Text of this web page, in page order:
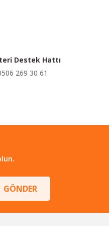
Destek Hattı
269 30 61
GÖNDER